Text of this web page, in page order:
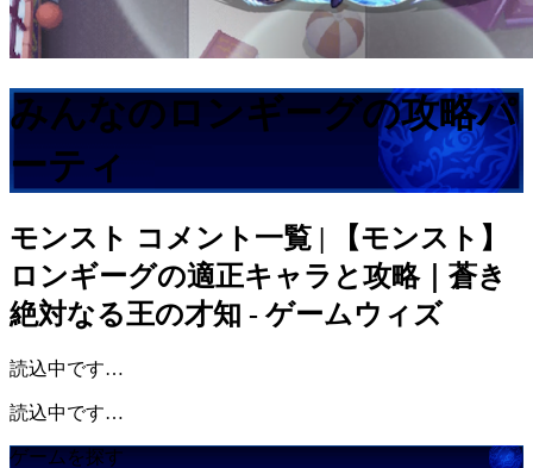
みんなのロンギーグの攻略パ
ーティ
モンスト コメント一覧 | 【モンスト】
ロンギーグの適正キャラと攻略｜蒼き
絶対なる王の才知 - ゲームウィズ
読込中です…
読込中です…
ゲームを探す